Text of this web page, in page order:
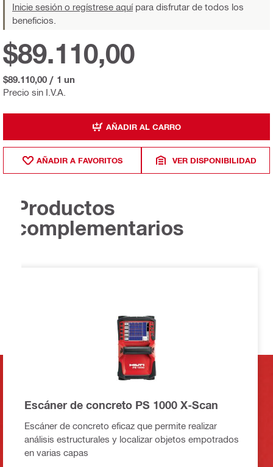
Inicie sesión o regístrese aquípara disfrutar de todos los
beneficios.
Precio sin I.V.A.
$89.110,00
$89.110,00 / 1 un
AÑADIR AL CARRO
AÑADIR A FAVORITOS VER DISPONIBILIDAD
Productos
complementarios
Escáner de concreto PS 1000 X-Scan
Escáner de concreto eficaz que permite realizar
análisis estructurales y localizar objetos empotrados
en varias capas